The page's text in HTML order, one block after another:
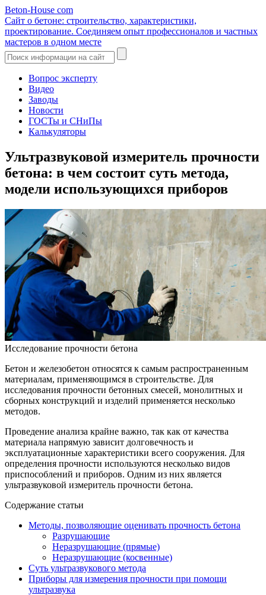
Beton-House com
Сайт о бетоне: строительство, характеристики,
проектирование. Соединяем опыт профессионалов и частных
мастеров в одном месте
Вопрос эксперту
Видео
Заводы
Новости
ГОСТы и СНиПы
Калькуляторы
Ультразвуковой измеритель прочности
бетона: в чем состоит суть метода,
модели использующихся приборов
Исследование прочности бетона
Бетон и железобетон относятся к самым распространенным
материалам, применяющимся в строительстве. Для
исследования прочности бетонных смесей, монолитных и
сборных конструкций и изделий применяется несколько
методов.
Проведение анализа крайне важно, так как от качества
материала напрямую зависит долговечность и
эксплуатационные характеристики всего сооружения. Для
определения прочности используются несколько видов
приспособлений и приборов. Одним из них является
ультразвуковой измеритель прочности бетона.
Содержание статьи
Методы, позволяющие оценивать прочность бетона
Разрушающие
Неразрушающие (прямые)
Неразрушающие (косвенные)
Суть ультразвукового метода
Приборы для измерения прочности при помощи
ультразвука